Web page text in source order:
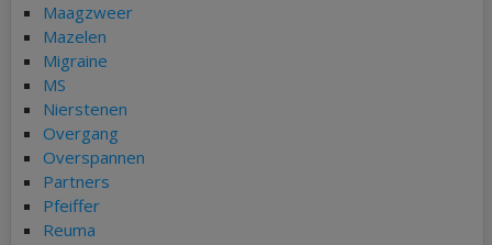
Maagzweer
Mazelen
Migraine
MS
Nierstenen
Overgang
Overspannen
Partners
Pfeiffer
Reuma